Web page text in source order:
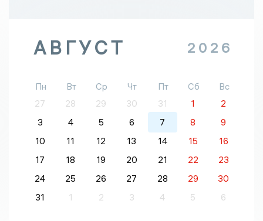
АВГУСТ 2026
Пн Вт Ср Чт Пт Сб
Вс
27
28 29 30 31 1
2
3
4 5 6 7 8
9
10
11 12 13 14 15
16
17
18 19 20 21 22
23
24
25 26 27 28 29
30
31
1 2 3 4 5 6